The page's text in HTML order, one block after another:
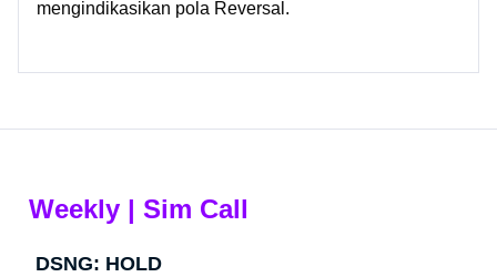
mengindikasikan pola Reversal.
Weekly | Sim Call
DSNG: HOLD